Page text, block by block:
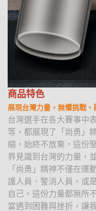
商品特色
展現台灣力量，無懼挑戰
台灣選手在各大賽事中
等，都展現了「尚勇」
縮，始終不放棄，這份
界見識到台灣的力量，
「尚勇」精神不僅在運
護人員、警消人員，或
自己，這份力量都無所
當遇到困難與挫折，讓